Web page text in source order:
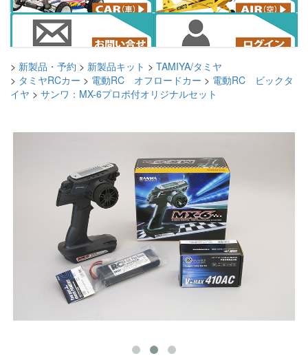
> 新製品・予約 > 新製品キット > TAMIYA/タミヤ
> タミヤRCカー > 電動RC オフロードカー > 電動RC ビックタ
イヤ > サンワ：MX-6プロポ付オリジナルセット